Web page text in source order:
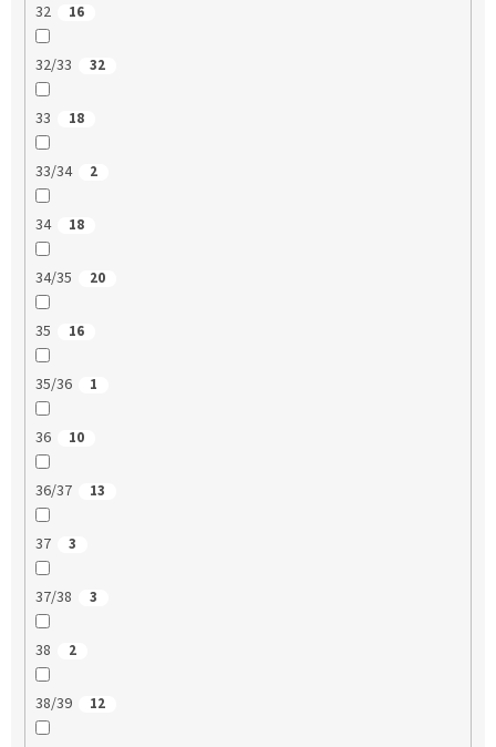
32 16
32/33 32
33 18
33/34 2
34 18
34/35 20
35 16
35/36 1
36 10
36/37 13
37 3
37/38 3
38 2
38/39 12